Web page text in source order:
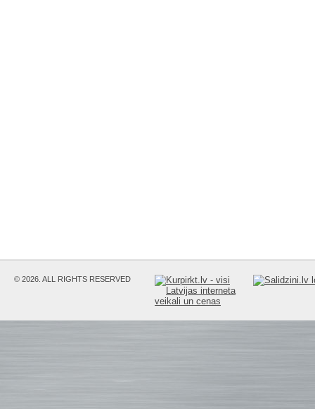
© 2026. ALL RIGHTS RESERVED